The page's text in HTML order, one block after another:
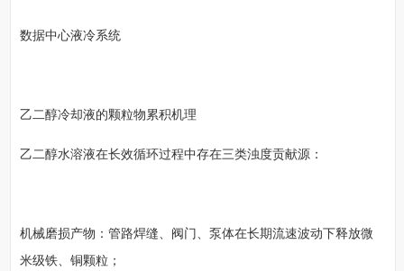
数据中心液冷系统
乙二醇冷却液的颗粒物累积机理
乙二醇水溶液在长效循环过程中存在三类浊度贡献源：
机械磨损产物：管路焊缝、阀门、泵体在长期流速波动下释放微
米级铁、铜颗粒；